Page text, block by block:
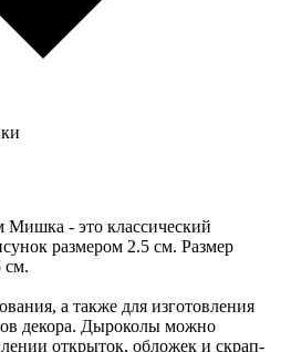
- это классический
размером 2.5 см. Размер
см.
а также для изготовления
декора. Дыроколы можно
открыток, обложек и скрап-